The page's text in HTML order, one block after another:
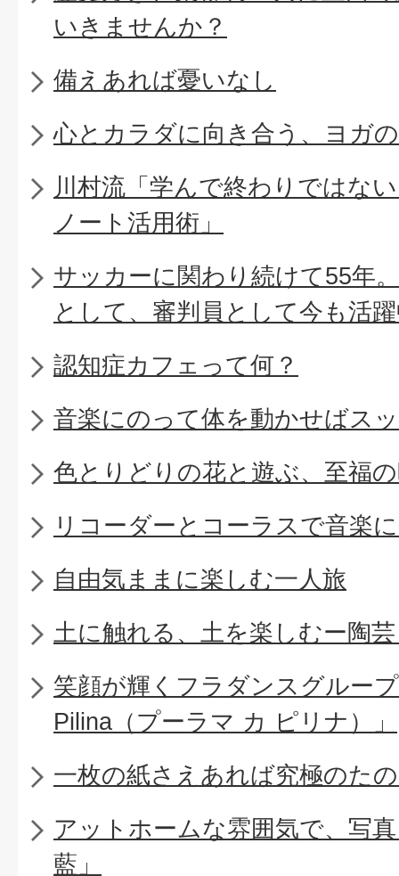
いきませんか？
備えあれば憂いなし
心とカラダに向き合う、ヨガ
川村流「学んで終わりではな
ノート活用術」
サッカーに関わり続けて55年
として、審判員として今も活
認知症カフェって何？
音楽にのって体を動かせばス
色とりどりの花と遊ぶ、至福
リコーダーとコーラスで音楽
自由気ままに楽しむ一人旅
土に触れる、土を楽しむー陶
笑顔が輝くフラダンスグルー
Pilina（プーラマ カ ピリナ）」
一枚の紙さえあれば究極のた
アットホームな雰囲気で、写
藍」